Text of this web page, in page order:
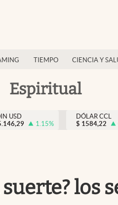
TIEMPO CIENCIA Y
Espiritual
USD
1.15%
DÓLAR CCL
$ 1584,22
los